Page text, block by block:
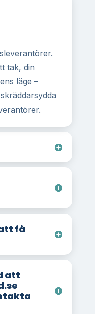
tak, din
läge –
få
att